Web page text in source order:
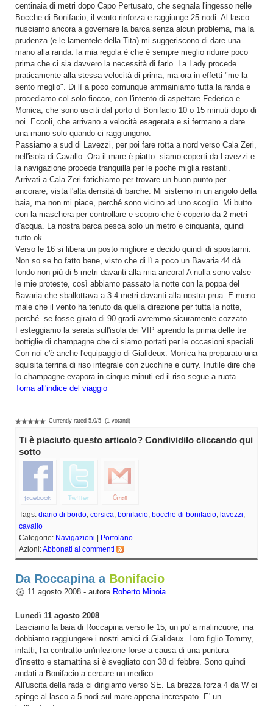
centinaia di metri dopo Capo Pertusato, che segnala l'ingesso nelle
Bocche di Bonifacio, il vento rinforza e raggiunge 25 nodi. Al lasco
riusciamo ancora a governare la barca senza alcun problema, ma la
prudenza (e le lamentele della Tita) mi suggeriscono di dare una
mano alla randa: la mia regola è che è sempre meglio ridurre poco
prima che ci sia davvero la necessità di farlo. La Lady procede
praticamente alla stessa velocità di prima, ma ora in effetti "me la
sento meglio". Di lì a poco comunque ammainiamo tutta la randa e
procediamo col solo fiocco, con l'intento di aspettare Federico e
Monica, che sono usciti dal porto di Bonifacio 10 o 15 minuti dopo di
noi. Eccoli, che arrivano a velocità esagerata e si fermano a dare
una mano solo quando ci raggiungono.
Passiamo a sud di Lavezzi, per poi fare rotta a nord verso Cala Zeri,
nell'isola di Cavallo. Ora il mare è piatto: siamo coperti da Lavezzi e
la navigazione procede tranquilla per le poche miglia restanti.
Arrivati a Cala Zeri fatichiamo per trovare un buon punto per
ancorare, vista l'alta densità di barche. Mi sistemo in un angolo della
baia, ma non mi piace, perché sono vicino ad uno scoglio. Mi butto
con la maschera per controllare e scopro che è coperto da 2 metri
d'acqua. La nostra barca pesca solo un metro e cinquanta, quindi
tutto ok.
Verso le 16 si libera un posto migliore e decido quindi di spostarmi.
Non so se ho fatto bene, visto che di lì a poco un Bavaria 44 dà
fondo non più di 5 metri davanti alla mia ancora! A nulla sono valse
le mie proteste, così abbiamo passato la notte con la poppa del
Bavaria che sballottava a 3-4 metri davanti alla nostra prua. E meno
male che il vento ha tenuto da quella direzione per tutta la notte,
perché se fosse girato di 90 gradi avremmo sicuramente cozzato.
Festeggiamo la serata sull'isola dei VIP aprendo la prima delle tre
bottiglie di champagne che ci siamo portati per le occasioni speciali.
Con noi c'è anche l'equipaggio di Gialideux: Monica ha preparato una
squisita terrina di riso integrale con zucchine e curry. Inutile dire che
lo champagne evapora in cinque minuti ed il riso segue a ruota.
Torna all'indice del viaggio
Currently rated 5.0/5 (1 votanti)
Ti è piaciuto questo articolo? Condividilo cliccando qui
sotto
Tags: diario di bordo corsica bonifacio bocche di bonifacio lavezzi
cavallo
Categorie: Navigazioni | Portolano
Azioni:Abbonati ai commenti
Da Roccapina a Bonifacio
11 agosto 2008 - autore Roberto Minoia
Lunedì 11 agosto 2008
Lasciamo la baia di Roccapina verso le 15, un po' a malincuore, ma
dobbiamo raggiungere i nostri amici di Gialideux. Loro figlio Tommy,
infatti, ha contratto un'infezione forse a causa di una puntura
d'insetto e stamattina si è svegliato con 38 di febbre. Sono quindi
andati a Bonifacio a cercare un medico.
All'uscita della rada ci dirigiamo verso SE. La brezza forza 4 da W ci
spinge al lasco a 5 nodi sul mare appena increspato. E' un